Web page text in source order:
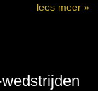
lees meer »